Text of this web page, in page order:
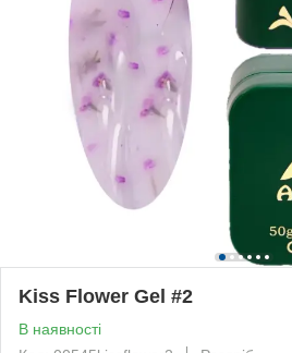
Kiss Flower Gel #2
В наявності